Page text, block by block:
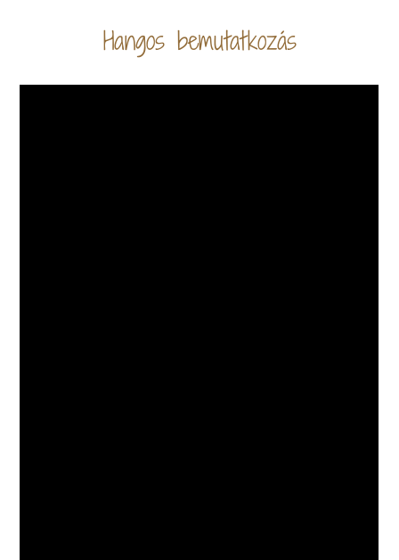
Hangos bemutatkozás